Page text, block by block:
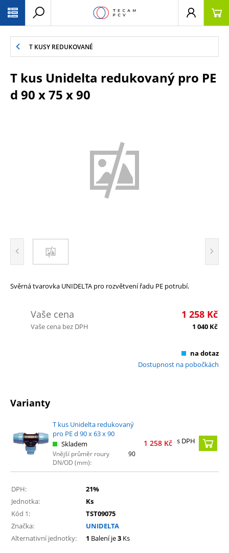
T KUSY REDUKOVANÉ
T kus Unidelta redukovaný pro PE
d 90 x 75 x 90
Svěrná tvarovka UNIDELTA pro rozvětvení řadu PE potrubí.
Vaše cena 1 258 Kč
Vaše cena bez DPH 1 040 Kč
na dotaz
Dostupnost na pobočkách
Varianty
T kus Unidelta redukovaný
pro PE d 90 x 63 x 90
Skladem
Vnější průměr roury
DN/OD (mm):
90
1 258 Kč s DPH
DPH:
21%
Jednotka:
Ks
Kód 1:
TST09075
Značka:
UNIDELTA
Alternativní jednotky:
1 Balení je3 Ks